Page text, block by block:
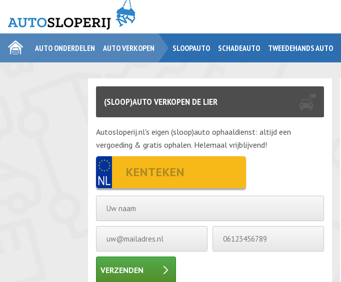
AUTO ONDERDELEN AUTO VERKOPEN SLOOPAUTO SCHADEAUTO TWEEDEHANDS AUTO
(SLOOP)AUTO VERKOPEN DE LIER
Autosloperij.nl's eigen (sloop)auto ophaaldienst: altijd een
vergoeding & gratis ophalen. Helemaal vrijblijvend!
VERZENDEN